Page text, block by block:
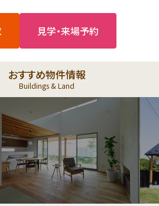
見学・来場予約
おすすめ物件情報
Buildings & Land